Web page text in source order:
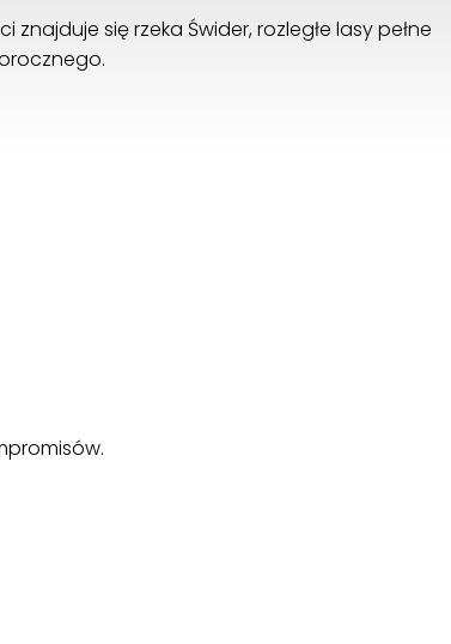
się rzeka Świder, rozległe lasy pełne